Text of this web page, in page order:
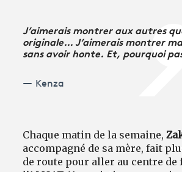
J’aimerais montrer aux autres
originale… J’aimerais montrer
sans avoir honte. Et, pourquoi
Kenza
Chaque matin de la semaine,
accompagné de sa mère, fait
de route pour aller au centre de